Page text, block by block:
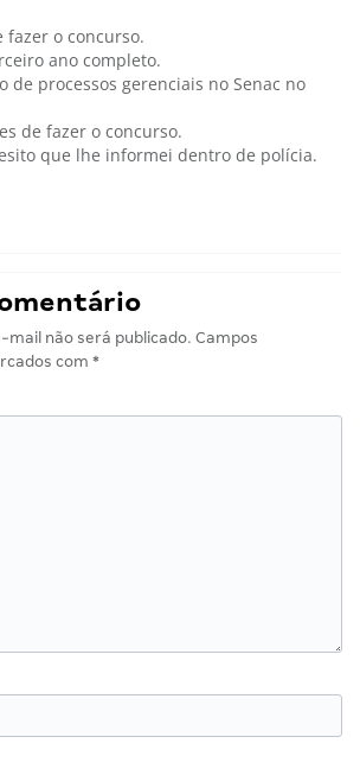
o concurso.
ano completo.
de processos gerenciais no Senac no
de fazer o concurso.
que lhe informei dentro de polícia.
mail não será publicado. Campos
com *